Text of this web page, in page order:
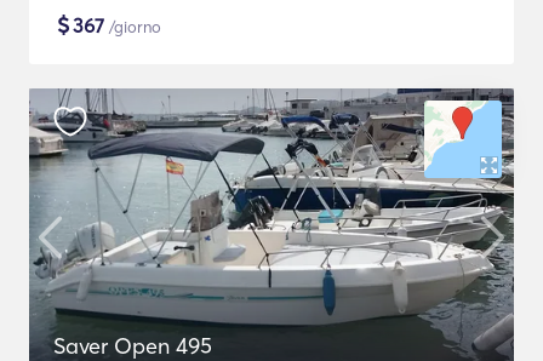
$367 /giorno
Saver Open 495